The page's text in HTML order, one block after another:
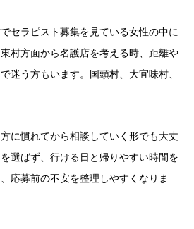
セラピスト募集を見ている女性の中に
村方面から名護店を考える時、距離や
迷う方もいます。国頭村、大宜味村、
に慣れてから相談していく形でも大丈
選ばず、行ける日と帰りやすい時間を
応募前の不安を整理しやすくなりま